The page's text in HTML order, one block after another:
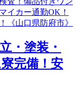
・塗装・
完備！安